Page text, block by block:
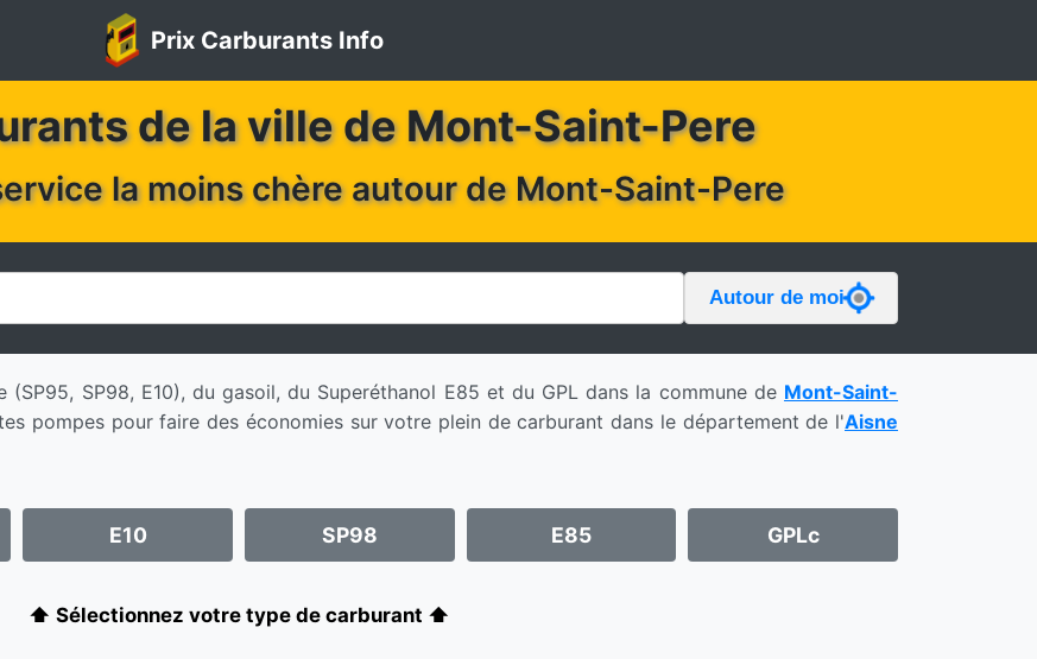
Prix Carburants Info
de la ville de Mont-Saint-Pere
la moins chère autour de Mont-Saint-Pere
Autour de moi
SP98, E10), du gasoil, du Superéthanol E85 et du GPL dans la commune de Mont-Saint-
pompes pour faire des économies sur votre plein de carburant dans le département de l'Aisne
E10 SP98 E85 GPLc
⬆️ Sélectionnez votre type de carburant ⬆️